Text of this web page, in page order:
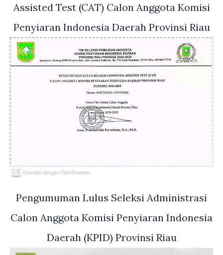
Assisted Test (CAT) Calon Anggota Komisi
Penyiaran Indonesia Daerah Provinsi Riau
Pengumuman Lulus Seleksi Administrasi
Calon Anggota Komisi Penyiaran Indonesia
Daerah (KPID) Provinsi Riau